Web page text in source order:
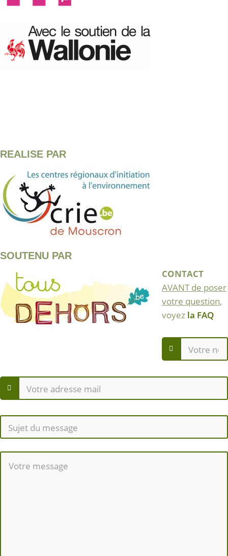
REALISE PAR
SOUTENU PAR
CONTACT
AVANT de poser
votre question,
voyez la FAQ